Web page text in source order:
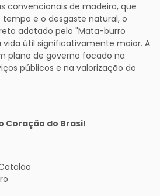
convencionais de madeira, que
e o desgaste natural, o
adotado pelo "Mata-burro
útil significativamente maior. A
plano de governo focado na
públicos e na valorização do
Coração do Brasil